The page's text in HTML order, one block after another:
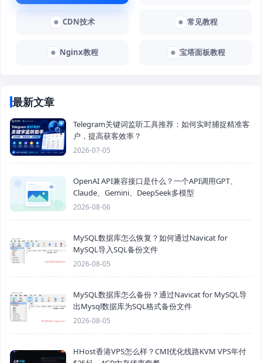
CDN技术 常见教程
Nginx教程 宝塔面板教程
最新文章
Telegram关键词监听工具推荐：如何实时捕捉精准客
户，提高获客效率？
2026-07-05
OpenAI API兼容接口是什么？一个API调用GPT、
Claude、Gemini、DeepSeek多模型
2026-08-06
MySQL数据库怎么恢复？如何通过Navicat for
MySQL导入SQL备份文件
2026-08-05
MySQL数据库怎么备份？通过Navicat for MySQL导
出Mysql数据库为SQL格式备份文件
2026-08-05
HHost香港VPS怎么样？CMI优化线路KVM VPS年付